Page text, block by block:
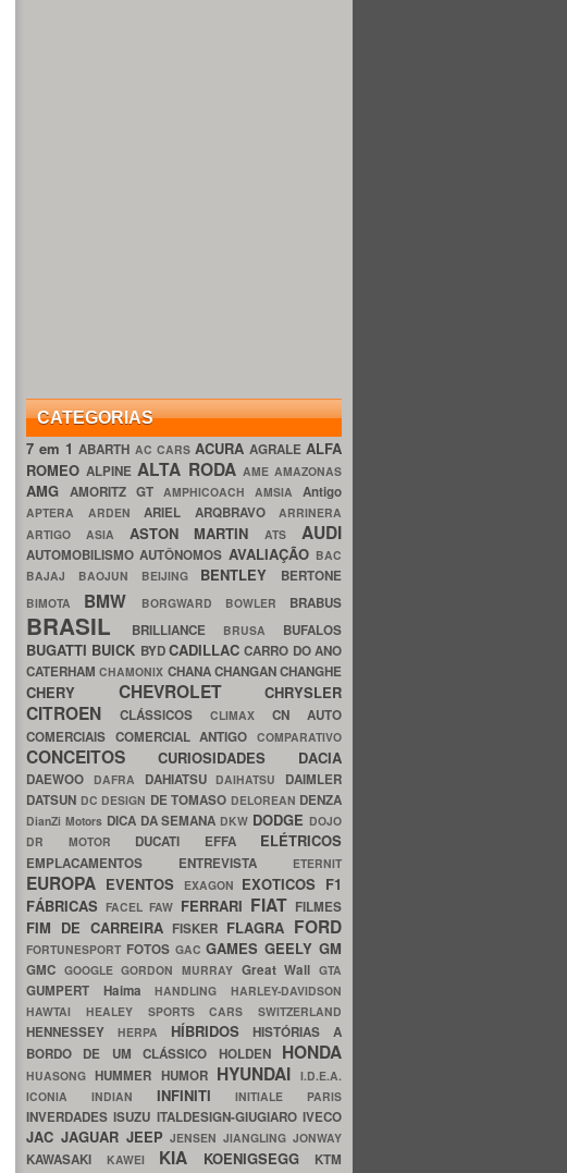
CATEGORIAS
7 em 1ABARTH AC CARS ACURA AGRALE ALFA
ROMEOALPINEALTA RODA AME AMAZONAS
AMG AMORITZ GT AMPHICOACH AMSIA Antigo
APTERA ARDEN ARIEL ARQBRAVO ARRINERA
ARTIGO ASIA ASTON MARTINATS AUDI
AUTOMOBILISMOAUTÔNOMOS AVALIAÇÃO BAC
BAJAJ BAOJUN BEIJING BENTLEY BERTONE
BIMOTA BMW BORGWARD BOWLER BRABUS
BRASIL BRILLIANCE BRUSA BUFALOS
BUGATTI BUICK BYDCADILLACCARRO DO ANO
CATERHAMCHAMONIX CHANACHANGANCHANGHE
CHERY CHEVROLET CHRYSLER
CITROEN CLÁSSICOS CLIMAX CN AUTO
COMERCIAIS COMERCIAL ANTIGOCOMPARATIVO
CONCEITOS CURIOSIDADES DACIA
DAEWOO DAFRA DAHIATSU DAIHATSU DAIMLER
DATSUN DC DESIGN DE TOMASO DELOREAN DENZA
DianZi Motors DICA DA SEMANA DKW DODGE DOJO
DR MOTOR DUCATI EFFA ELÉTRICOS
EMPLACAMENTOS ENTREVISTA ETERNIT
EUROPA EVENTOS EXAGON EXOTICOS F1
FÁBRICASFACELFAW FERRARI FIAT FILMES
FIM DE CARREIRA FISKER FLAGRA FORD
FORTUNESPORT FOTOS GACGAMESGEELYGM
GMC GOOGLEGORDON MURRAY Great WallGTA
GUMPERT HaimaHANDLINGHARLEY-DAVIDSON
HAWTAI HEALEY SPORTS CARS SWITZERLAND
HENNESSEY HERPA HÍBRIDOSHISTÓRIAS A
BORDO DE UM CLÁSSICO HOLDEN HONDA
HUASONGHUMMER HUMOR HYUNDAI I.D.E.A.
ICONIA INDIAN INFINITIINITIALE PARIS
INVERDADESISUZU ITALDESIGN-GIUGIAROIVECO
JAC JAGUAR JEEPJENSENJIANGLINGJONWAY
KAWASAKI KAWEI KIA KOENIGSEGG KTM